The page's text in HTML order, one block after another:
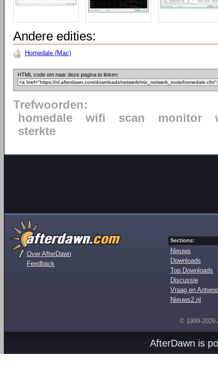
Andere edities:
Homedale (Mac)
HTML code om naar deze pagina te linken:
Trefwoorden:
homedale
wifi scan monitor
sterkte
Over AfterDawn
Feedback
Sections:
Nieuws
Downloads
Top Downloads
Discussie
Vraag en
Nieuws2.nl
© 1999-2026
AfterDawn is